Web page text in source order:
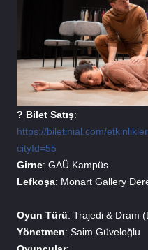
? Bilet Satış:
https://biletinial.com/
cityId=55
Girne: GAÜ Kampüs
Lefkoşa: Monart Gallery
Oyun Türü: Trajedi & Dram
Yönetmen: Saim Güveloğlu